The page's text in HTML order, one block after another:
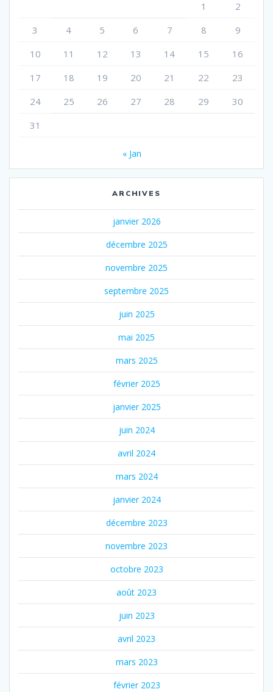
1
2
3
4 5 6 7 8
9
10
11 12 13 14 15
16
17
18 19 20 21 22
23
24
25 26 27 28 29
30
31
« Jan
ARCHIVES
janvier 2026
décembre 2025
novembre 2025
septembre 2025
juin 2025
mai 2025
mars 2025
février 2025
janvier 2025
juin 2024
avril 2024
mars 2024
janvier 2024
décembre 2023
novembre 2023
octobre 2023
août 2023
juin 2023
avril 2023
mars 2023
février 2023